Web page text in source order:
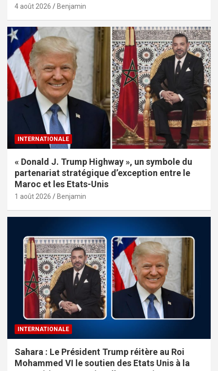
4 août 2026 Benjamin
INTERNATIONALE
« Donald J. Trump Highway », un symbole du
partenariat stratégique d’exception entre le
Maroc et les Etats-Unis
1 août 2026 Benjamin
INTERNATIONALE
Sahara : Le Président Trump réitère au Roi
Mohammed VI le soutien des Etats Unis à la